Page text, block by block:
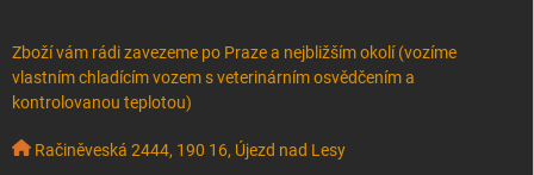
Zboží vám rádi zavezeme po Praze a nejbližším okolí (vozíme
vlastním chladícím vozem s veterinárním osvědčením a
kontrolovanou teplotou)
Račiněveská 2444, 190 16, Újezd nad Lesy